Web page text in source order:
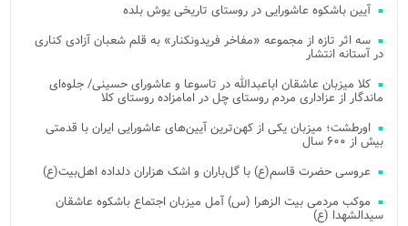
آیین باشکوه عاشورایی در روستای تاریخی یوش بلده
سه اثر تازه از مجموعه «مفاخر فریدونکنار» به قلم شعبان آزادی کناری
در آستانه انتشار
کلا میزبان عاشقان اباعبدالله در تاسوعا و عاشورای حسینی/ جلوه‌ای
ماندگار از عزاداری مردم روستای چل در امامزاده روستای کلا
اورطشت؛ میزبان یکی از کهن‌ترین آیین‌های عاشورایی ایران با قدمتی
بیش از ۶۰۰ سال
عروسی حضرت قاسم(ع) با گل‌باران و اشک هزاران دلداده اهل‌بیت(ع)
موکب مردمی بیت‌ الزهرا (س) آمل میزبان اجتماع باشکوه عاشقان
سیدالشهدا (ع)